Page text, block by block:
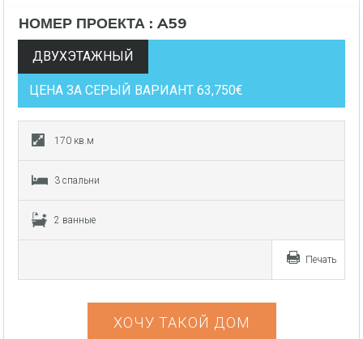
НОМЕР ПРОЕКТА : A59
ДВУХЭТАЖНЫЙ
ЦЕНА ЗА СЕРЫЙ ВАРИАНТ 63,750€
170 кв.м
3 спальни
2 ванные
Печать
ХОЧУ ТАКОЙ ДОМ